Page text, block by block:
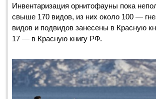
Инвентаризация орнитофауны пока
свыше 170 видов, из них около 100 —
видов и подвидов занесены в Красную
17 — в Красную книгу РФ.